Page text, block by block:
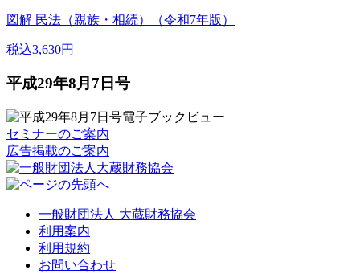
図解 民法（親族・相続）（令和7年版）
税込3,630円
平成29年8月7日号
セミナーのご案内
広告掲載のご案内
一般財団法人 大蔵財務協会
利用案内
利用規約
お問い合わせ